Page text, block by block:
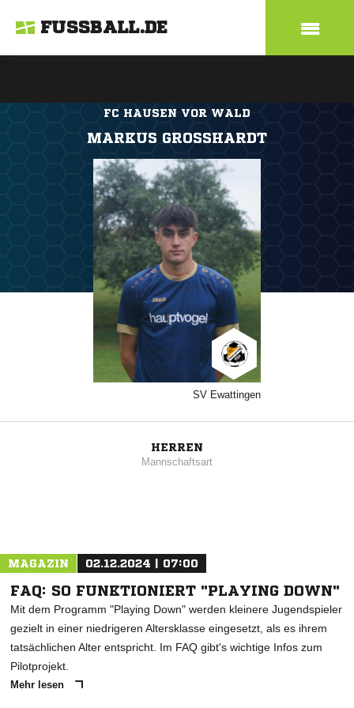
FUSSBALL.DE
FC HAUSEN VOR WALD
MARKUS GROSSHARDT
SV Ewattingen
HERREN
Mannschaftsart
MAGAZIN 02.12.2024 | 07:00
FAQ: SO FUNKTIONIERT "PLAYING DOWN"
Mit dem Programm "Playing Down" werden kleinere Jugendspieler
gezielt in einer niedrigeren Altersklasse eingesetzt, als es ihrem
tatsächlichen Alter entspricht. Im FAQ gibt's wichtige Infos zum
Pilotprojekt.
Mehr lesen